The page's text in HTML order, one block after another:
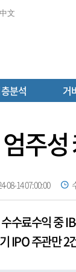
中文
분석 거
주
08-14 07:00:00
수료수익 중
IPO 주관만